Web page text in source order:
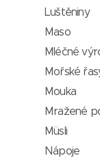
Luštěniny
Maso
Mléčné
Mořské
Mouka
Mražené
Müsli
Nápoje